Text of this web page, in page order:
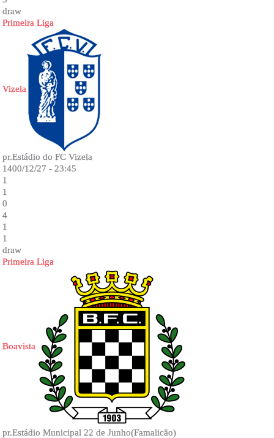
draw
Primeira Liga
Vizela
pr.Estádio do FC Vizela
1400/12/27 - 23:45
1
1
0
4
1
1
draw
Primeira Liga
Boavista
pr.Estádio Municipal 22 de Junho(Famalicão)